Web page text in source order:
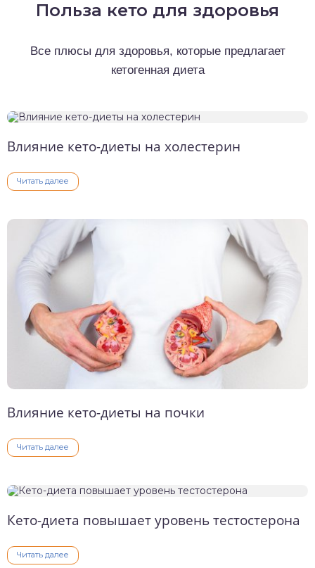
Польза кето для здоровья
Все плюсы для здоровья, которые предлагает
кетогенная диета
Влияние кето-диеты на холестерин
Читать далее
Влияние кето-диеты на почки
Читать далее
Кето-диета повышает уровень тестостерона
Читать далее
выпечка
десерты